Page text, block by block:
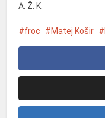
A. Ž. K.
froc Matej Košir